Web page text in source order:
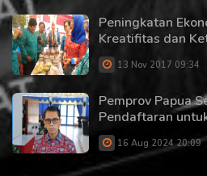
Peningkatan
Kreatifitas dan
13 Nov 2017 09:34
Pemprov Papua
Pendaftaran
16 Aug 2024 20:09